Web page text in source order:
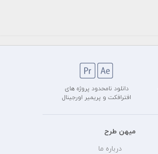
دانلود نامحدود پروژه های
افترافکت و پریمیر اورجینال
میهن طرح
درباره ما